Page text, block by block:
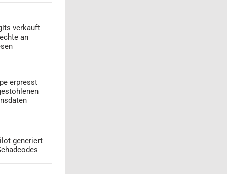
verkauft
an
erpresst
generiert